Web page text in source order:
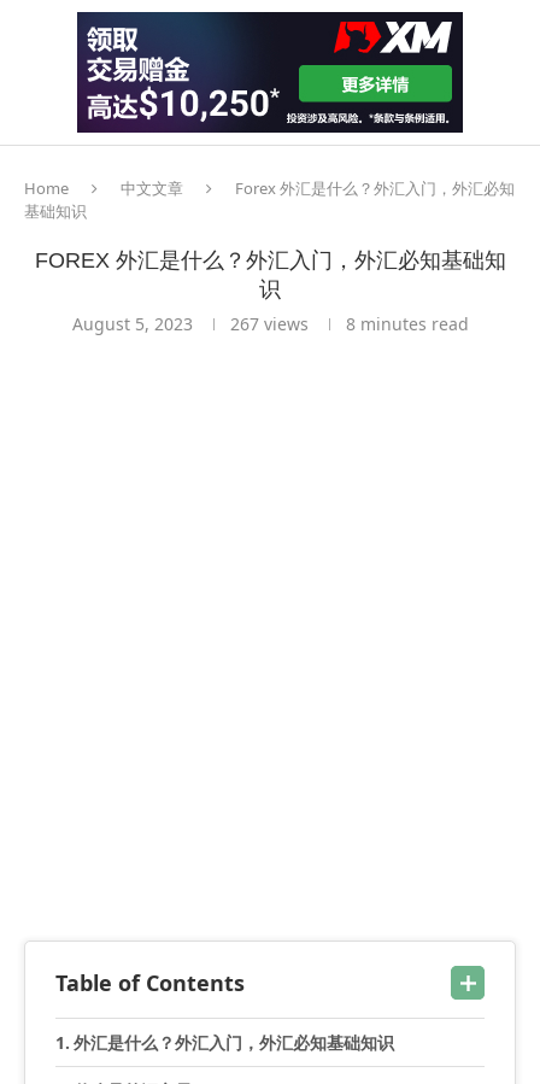
Home 中文文章
Forex 外汇是什么？外汇入门，外汇必知
基础知识
FOREX 外汇是什么？外汇入门，外汇必知基础知
识
August 5, 2023 267views 8 minutes read
Table of Contents
外汇是什么？外汇入门，外汇必知基础知识